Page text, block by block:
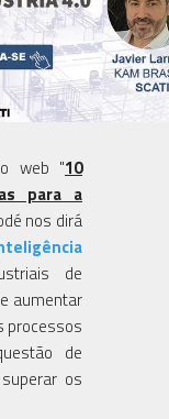
web "10
para a
nos dirá
de
aumentar
processos
de
os